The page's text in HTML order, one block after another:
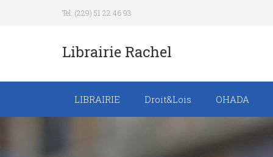
Tel: (229) 51 22 46 93
Librairie Rachel
LIBRAIRIE Droit&Lois OHADA